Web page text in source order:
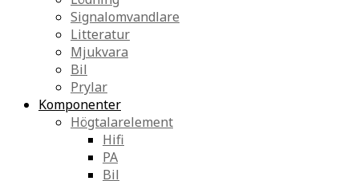
Signalomvandlare
Litteratur
Mjukvara
Bil
Prylar
Komponenter
Högtalarelement
Hifi
PA
Bil